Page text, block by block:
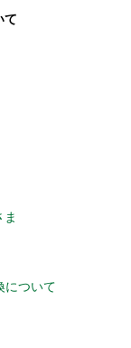
て
について